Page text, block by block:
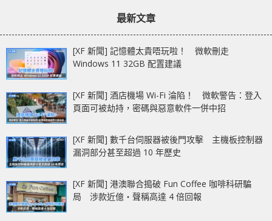
最新文章
[XF 新聞] 記憶體太貴唔玩啦！ 微軟刪走
Windows 11 32GB 配置建議
[XF 新聞] 酒店機場 Wi-Fi 淪陷！ 微軟警告：登入
頁面可被劫持，密碼與惡意軟件一併中招
[XF 新聞] 數千台伺服器被後門攻擊 主機板控制器
漏洞部分甚至超過 10 年歷史
[XF 新聞] 港澳聯合搗破 Fun Coffee 咖啡科研騙
局 涉款近億‧聲稱高達 4 倍回報